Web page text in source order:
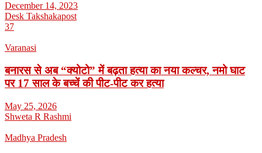
December 14, 2023
Desk Takshakapost
37
Varanasi
बनारस से अब “क्योटो” में बढ़ता हत्या का नया कल्चर, नमो घाट
पर 17 साल के बच्चें की पीट-पीट कर हत्या
May 25, 2026
Shweta R Rashmi
Madhya Pradesh